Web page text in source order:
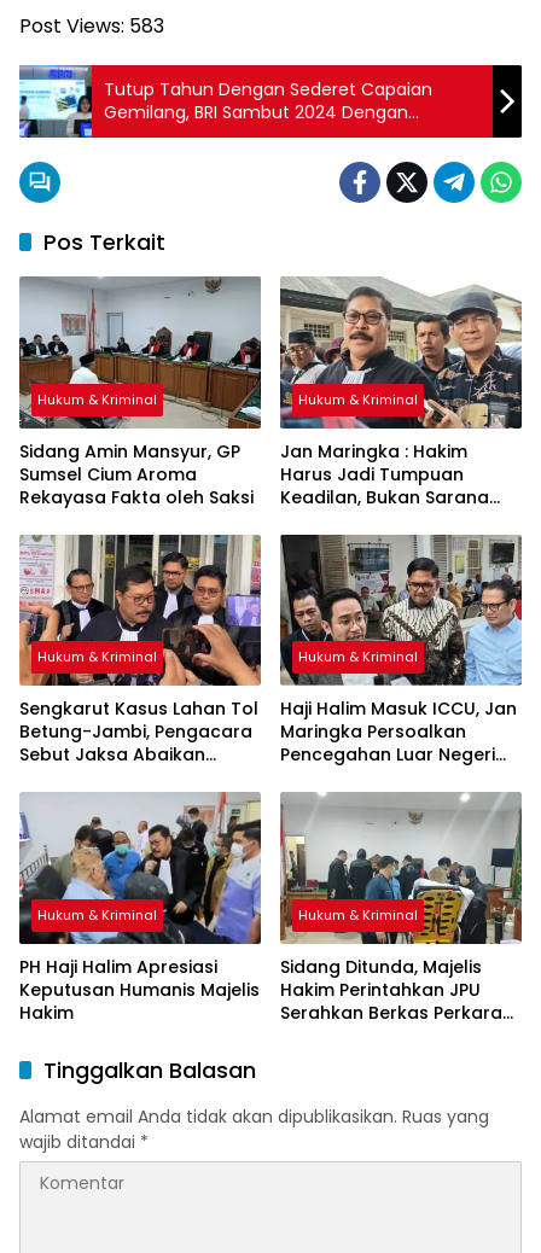
Post Views: 583
Tutup Tahun Dengan Sederet Capaian
Gemilang, BRI Sambut 2024 Dengan
Optimisme
Pos Terkait
Hukum & Kriminal
Sidang Amin Mansyur, GP
Sumsel Cium Aroma
Rekayasa Fakta oleh Saksi
Hukum & Kriminal
Jan Maringka : Hakim
Harus Jadi Tumpuan
Keadilan, Bukan Sarana
Hukum & Kriminal
Sengkarut Kasus Lahan Tol
Betung-Jambi, Pengacara
Sebut Jaksa Abaikan
PSN
Hukum & Kriminal
Haji Halim Masuk ICCU, Jan
Maringka Persoalkan
Pencegahan Luar Negeri
Hukum & Kriminal
PH Haji Halim Apresiasi
Keputusan Humanis Majelis
Hakim
Hukum & Kriminal
Sidang Ditunda, Majelis
Hakim Perintahkan JPU
Serahkan Berkas Perkara
Tinggalkan Balasan
Alamat email Anda tidak akan dipublikasikan. Ruas yang
wajib ditandai *